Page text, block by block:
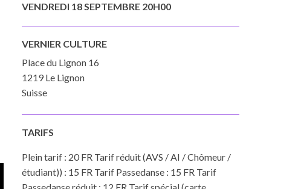
VENDREDI 18 SEPTEMBRE 20H00
VERNIER CULTURE
Place du Lignon 16
1219 Le Lignon
Suisse
TARIFS
Plein tarif : 20 FR Tarif réduit (AVS / AI / Chômeur /
étudiant)) : 15 FR Tarif Passedanse : 15 FR Tarif